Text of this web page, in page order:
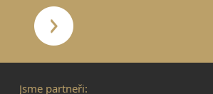
Jsme partneři: